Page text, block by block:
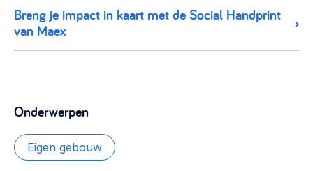
Breng je impact in kaart met de Social Handprint
van Maex
Onderwerpen
Eigen gebouw